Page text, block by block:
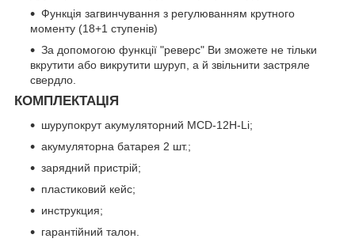
Функція загвинчування з регулюванням крутного
моменту (18+1 ступенів)
За допомогою функції "реверс" Ви зможете не тільки
вкрутити або викрутити шуруп, а й звільнити застряле
свердло.
КОМПЛЕКТАЦІЯ
шурупокрут акумуляторний MCD-12H-Li;
акумуляторна батарея 2 шт.;
зарядний пристрій;
пластиковий кейс;
инструкция;
гарантійний талон.